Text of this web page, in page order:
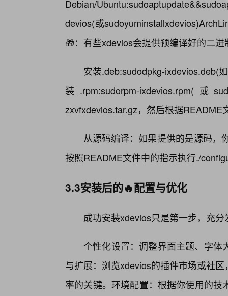
Debian/
devios(或
🎁：有些xdevios会提供预编译好的二
安装.deb:sudodpkg-ixdevios.deb(
装.rpm:sudorpm-ixdevios.rpm(或
zxvfxdevios.tar.gz，然后根据
从源码编译：如果提供的是源码，
按照README文件中的指示执行./
3.3安装后的🔥配置与优化
成功安装xdevios只是第一步，充
个性化设置：调整界面主题、字
与扩展：浏览xdevios的插件市场或社
率的关键。环境配置：根据你使用的